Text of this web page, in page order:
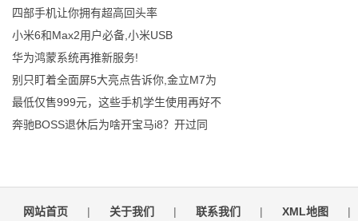
四部手机让你拥有超高回头率
小米6和Max2用户必备,小米USB
华为鸿蒙系统再推新服务!
别只盯着全面屏5大亮点告诉你,金立M7为
最低仅售999元，这些手机学生使用再好不
奔驰BOSS退休后为啥开宝马i8？开过同
网站首页 | 关于我们 | 联系我们 | XML地图
|